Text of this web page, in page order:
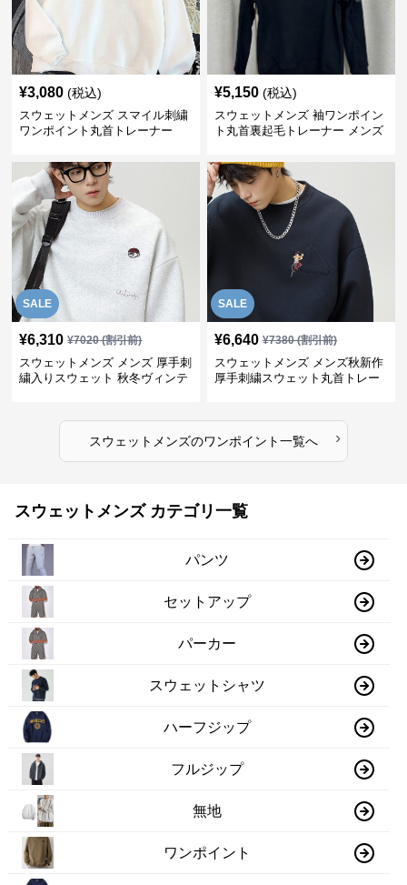
¥3,080 (税込)
スウェットメンズ スマイル刺繍
ワンポイント丸首トレーナー
¥5,150 (税込)
スウェットメンズ 袖ワンポイン
ト丸首裏起毛トレーナー メンズ
SALE
¥6,310 ¥7020(割引前)
スウェットメンズ メンズ 厚手刺
繍入りスウェット 秋冬ヴィンテ
SALE
¥6,640 ¥7380(割引前)
スウェットメンズ メンズ秋新作
厚手刺繍スウェット丸首トレー
スウェットメンズのワンポイント一覧へ ›
スウェットメンズ カテゴリ一覧
パンツ
セットアップ
パーカー
スウェットシャツ
ハーフジップ
フルジップ
無地
ワンポイント